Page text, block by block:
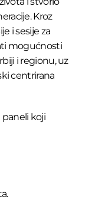
Kroz
i sesije za
mogućnosti
i regionu, uz
centrirana
koji